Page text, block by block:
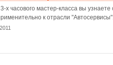
х часового мастер-класса вы
к отрасли